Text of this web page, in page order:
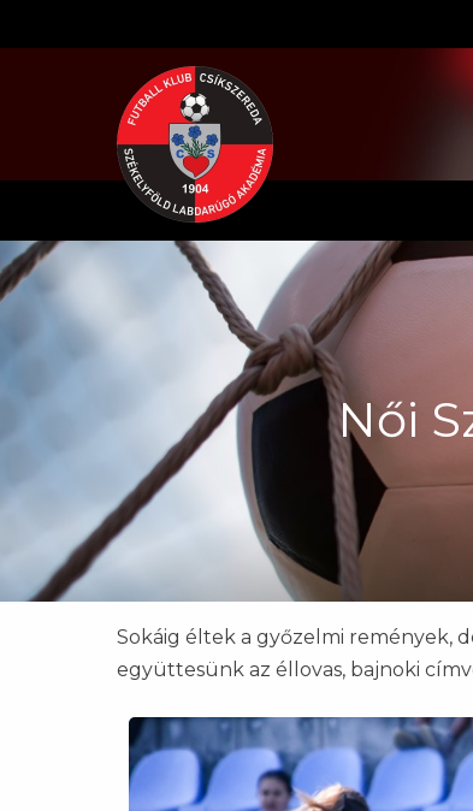
Női
Sokáig éltek a győzelmi remények,
együttesünk az éllovas, bajnoki